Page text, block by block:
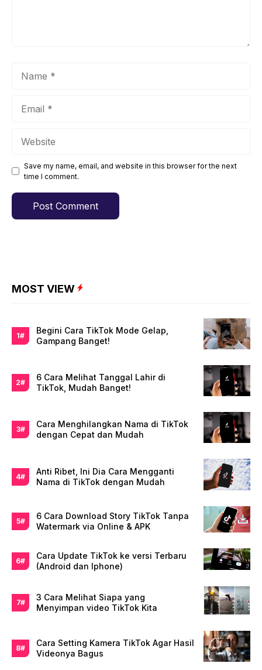
Save my name, email, and website in this browser for the next
time I comment.
MOST VIEW
Begini Cara TikTok Mode Gelap,
Gampang Banget!
6 Cara Melihat Tanggal Lahir di
TikTok, Mudah Banget!
Cara Menghilangkan Nama di TikTok
dengan Cepat dan Mudah
Anti Ribet, Ini Dia Cara Mengganti
Nama di TikTok dengan Mudah
6 Cara Download Story TikTok Tanpa
Watermark via Online & APK
Cara Update TikTok ke versi Terbaru
(Android dan Iphone)
3 Cara Melihat Siapa yang
Menyimpan video TikTok Kita
Cara Setting Kamera TikTok Agar Hasil
Videonya Bagus